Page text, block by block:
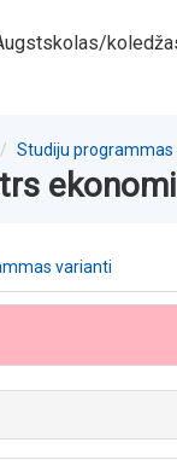
Studiju programmas
varianti